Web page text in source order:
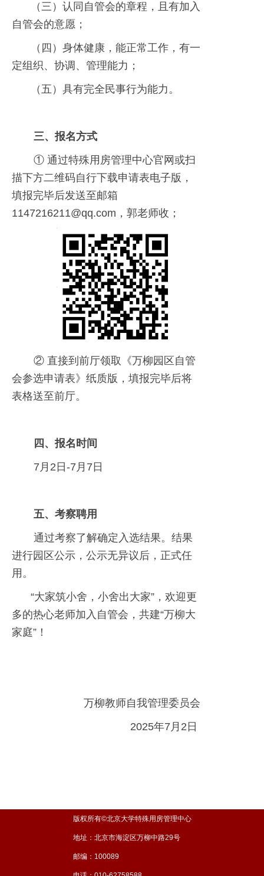
（三）认同自管会的章程，且有加入
自管会的意愿；
（四）身体健康，能正常工作，有一
定组织、协调、管理能力；
（五）具有完全民事行为能力。
三、报名方式
① 通过特殊用房管理中心官网或扫
描下方二维码自行下载申请表电子版，
填报完毕后发送至邮箱
1147216211@qq.com，郭老师收；
② 直接到前厅领取《万柳园区自管
会参选申请表》纸质版，填报完毕后将
表格送至前厅。
四、报名时间
7月2日-7月7日
五、考察聘用
通过考察了解确定入选结果。结果
进行园区公示，公示无异议后，正式任
用。
“大家筑小舍，小舍出大家”，欢迎更
多的热心老师加入自管会，共建“万柳大
家庭”！
万柳教师自我管理委员会
2025年7月2日
版权所有©北京大学特殊用房管理中心
地址：北京市海淀区万柳中路29号
邮编：100089